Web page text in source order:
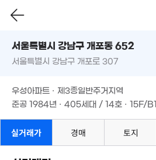
필터 매물 탐색
서울시 강남구 개포동 652
준공 1984년 · 405세대 / 14호 · 15F/B1
서울특별시 강남구 개포동 652
서울특별시 강남구 개포로 307
우성아파트 · 제3종일반주거지역
준공 1984년 · 405세대 / 14호 · 15F/B1
실거래가 경매 토지